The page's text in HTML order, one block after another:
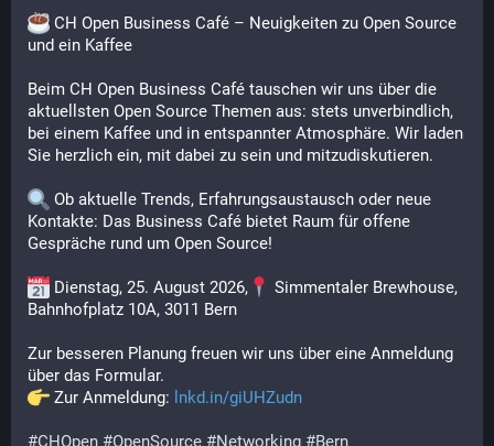
CH Open Business Café – Neuigkeiten zu Open Source
und ein Kaffee
Beim CH Open Business Café tauschen wir uns über die
aktuellsten Open Source Themen aus: stets unverbindlich,
bei einem Kaffee und in entspannter Atmosphäre. Wir laden
Sie herzlich ein, mit dabei zu sein und mitzudiskutieren.
Ob aktuelle Trends, Erfahrungsaustausch oder neue
Kontakte: Das Business Café bietet Raum für offene
Gespräche rund um Open Source!
Dienstag, 25. August 2026,
Simmentaler Brewhouse,
Bahnhofplatz 10A, 3011 Bern
Zur besseren Planung freuen wir uns über eine Anmeldung
über das Formular.
Zur Anmeldung: lnkd.in/giUHZudn
#CHOpen #OpenSource #Networking #Bern